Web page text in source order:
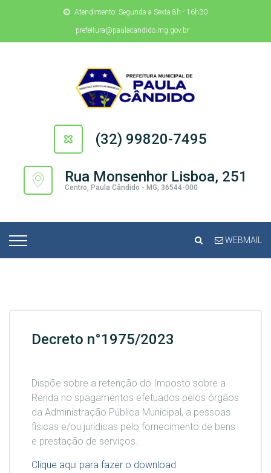
Atendimento: Segunda a Sexta 8h - 16h30
prefeitura@paulacandido.mg.gov.br
(32) 99820-7495
Rua Monsenhor Lisboa, 251
Centro, Paula Cândido - MG, 36544-000
WEBMAIL
Decreto n°1975/2023
Dispõe sobre a retenção do Imposto sobre a
Renda no spagamentos efetuados pelos órgãos
da Administração Pública Municipal, a pessoas
físicas e/ou jurídicas pelo fornecimento de bens
e prestação de serviços.
Clique aqui para fazer o download